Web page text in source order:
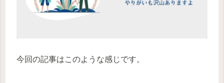
今回の記事はこのような感じです。